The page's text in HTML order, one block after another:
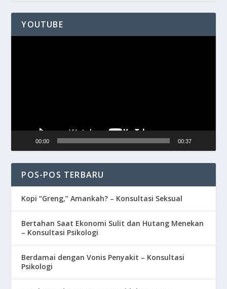
YOUTUBE
00:00 00:37
POS-POS TERBARU
Kopi “Greng,” Amankah? – Konsultasi Seksual
Bertahan Saat Ekonomi Sulit dan Hutang Menekan
– Konsultasi Psikologi
Berdamai dengan Vonis Penyakit – Konsultasi
Psikologi